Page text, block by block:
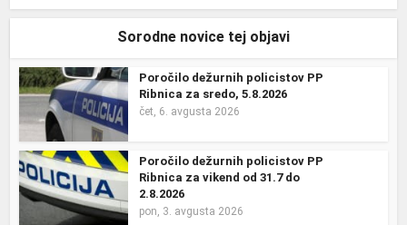
Sorodne novice tej objavi
Poročilo dežurnih policistov PP
Ribnica za sredo, 5.8.2026
čet, 6. avgusta 2026
Poročilo dežurnih policistov PP
Ribnica za vikend od 31.7 do
2.8.2026
pon, 3. avgusta 2026